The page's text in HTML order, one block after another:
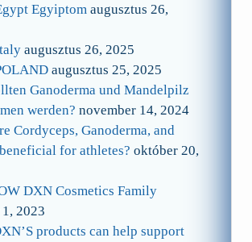
Egyiptom augusztus 26,
augusztus 26, 2025
augusztus 25, 2025
Ganoderma und Mandelpilz
werden? november 14, 2024
Cordyceps, Ganoderma, and
for athletes? október 20,
DXN Cosmetics Family
2023
products can help support